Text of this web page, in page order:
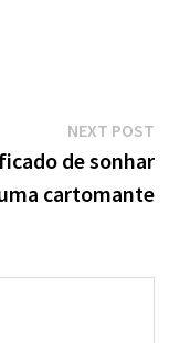
NEXT POST
de sonhar
cartomante